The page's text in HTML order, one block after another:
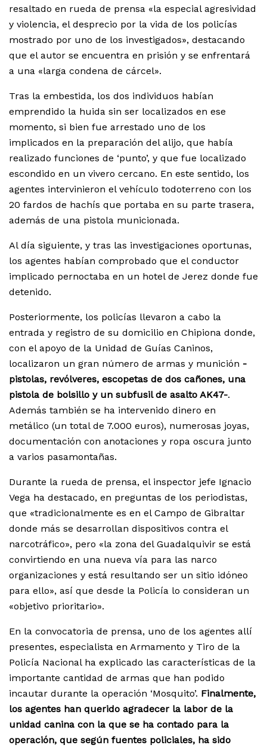
resaltado en rueda de prensa «la especial agresividad
y violencia, el desprecio por la vida de los policías
mostrado por uno de los investigados», destacando
que el autor se encuentra en prisión y se enfrentará
a una «larga condena de cárcel».
Tras la embestida, los dos individuos habían
emprendido la huida sin ser localizados en ese
momento, si bien fue arrestado uno de los
implicados en la preparación del alijo, que había
realizado funciones de ‘punto’, y que fue localizado
escondido en un vivero cercano. En este sentido, los
agentes intervinieron el vehículo todoterreno con los
20 fardos de hachís que portaba en su parte trasera,
además de una pistola municionada.
Al día siguiente, y tras las investigaciones oportunas,
los agentes habían comprobado que el conductor
implicado pernoctaba en un hotel de Jerez donde fue
detenido.
Posteriormente, los policías llevaron a cabo la
entrada y registro de su domicilio en Chipiona donde,
con el apoyo de la Unidad de Guías Caninos,
localizaron un gran número de armas y munición -
pistolas, revólveres, escopetas de dos cañones, una
pistola de bolsillo y un subfusil de asalto AK47-.
Además también se ha intervenido dinero en
metálico (un total de 7.000 euros), numerosas joyas,
documentación con anotaciones y ropa oscura junto
a varios pasamontañas.
Durante la rueda de prensa, el inspector jefe Ignacio
Vega ha destacado, en preguntas de los periodistas,
que «tradicionalmente es en el Campo de Gibraltar
donde más se desarrollan dispositivos contra el
narcotráfico», pero «la zona del Guadalquivir se está
convirtiendo en una nueva vía para las narco
organizaciones y está resultando ser un sitio idóneo
para ello», así que desde la Policía lo consideran un
«objetivo prioritario».
En la convocatoria de prensa, uno de los agentes allí
presentes, especialista en Armamento y Tiro de la
Policía Nacional ha explicado las características de la
importante cantidad de armas que han podido
incautar durante la operación ‘Mosquito’. Finalmente,
los agentes han querido agradecer la labor de la
unidad canina con la que se ha contado para la
operación, que según fuentes policiales, ha sido